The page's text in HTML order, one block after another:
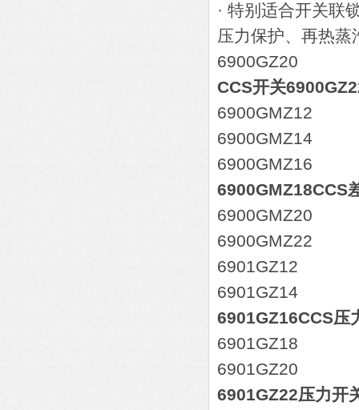
· 特别适合开关联
压力保护、再热蒸
6900GZ20
CCS开关
6900GMZ12
6900GMZ14
6900GMZ16
6900GMZ18CCS
6900GMZ20
6900GMZ22
6901GZ12
6901GZ14
6901GZ16CCS压
6901GZ18
6901GZ20
6901GZ22压力开